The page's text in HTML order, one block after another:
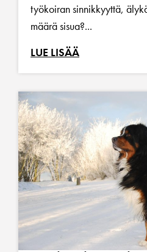
työkoiran sinnikkyyttä,
määrä sisua?...
LUE LISÄÄ